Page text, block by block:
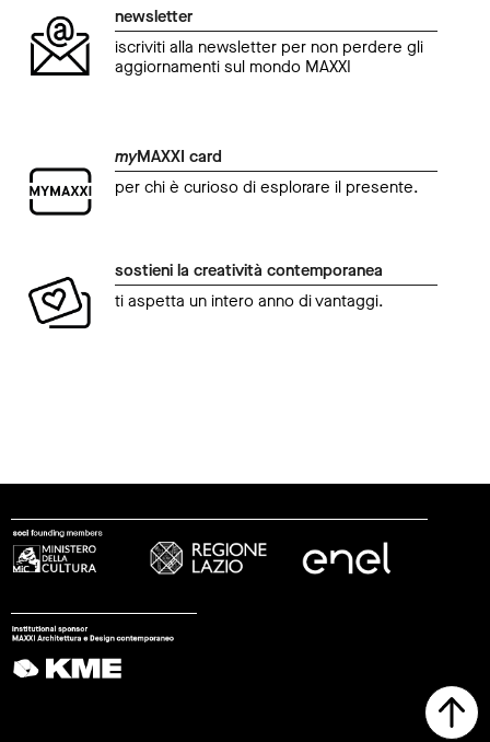
newsletter
iscriviti alla newsletter per non perdere gli
aggiornamenti sul mondo MAXXI
myMAXXI card
per chi è curioso di esplorare il presente.
sostieni la creatività contemporanea
ti aspetta un intero anno di vantaggi.